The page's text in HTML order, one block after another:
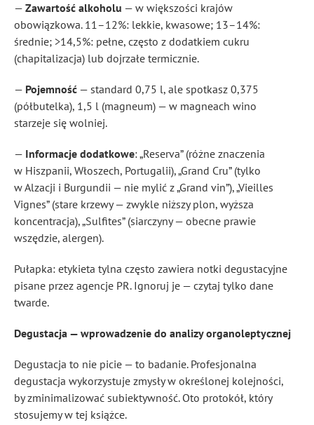
— Zawartość alkoholu — w większości krajów
obowiązkowa. 11–12%: lekkie, kwasowe; 13–14%:
średnie; >14,5%: pełne, często z dodatkiem cukru
(chapitalizacja) lub dojrzałe termicznie.
— Pojemność — standard 0,75 l, ale spotkasz 0,375
(półbutelka), 1,5 l (magneum) — w magneach wino
starzeje się wolniej.
— Informacje dodatkowe: „Reserva” (różne znaczenia
w Hiszpanii, Włoszech, Portugalii), „Grand Cru” (tylko
w Alzacji i Burgundii — nie mylić z „Grand vin”), „Vieilles
Vignes” (stare krzewy — zwykle niższy plon, wyższa
koncentracja), „Sulfites” (siarczyny — obecne prawie
wszędzie, alergen).
Pułapka: etykieta tylna często zawiera notki degustacyjne
pisane przez agencje PR. Ignoruj je — czytaj tylko dane
twarde.
Degustacja — wprowadzenie do analizy organoleptycznej
Degustacja to nie picie — to badanie. Profesjonalna
degustacja wykorzystuje zmysły w określonej kolejności,
by zminimalizować subiektywność. Oto protokół, który
stosujemy w tej książce.